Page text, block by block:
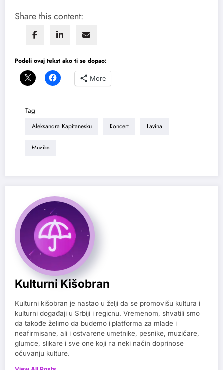
Share this content:
Podeli ovaj tekst ako ti se dopao:
More
Tag
Aleksandra Kapitanesku Koncert Lavina
Muzika
Kulturni Kišobran
Kulturni kišobran je nastao u želji da se promovišu kultura i
kulturni događaji u Srbiji i regionu. Vremenom, shvatili smo
da takođe želimo da budemo i platforma za mlade i
neafirmisane, ali i ostvarene umetnike, pesnike, muzičare,
glumce, slikare i sve one koji na neki način doprinose
očuvanju kulture.